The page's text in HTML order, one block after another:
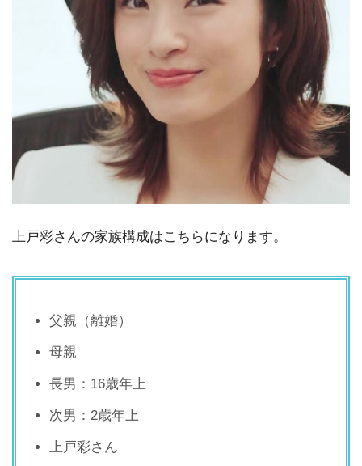
上戸彩さんの家族構成はこちらになります。
父親（離婚）
母親
長男：16歳年上
次男：2歳年上
上戸彩さん